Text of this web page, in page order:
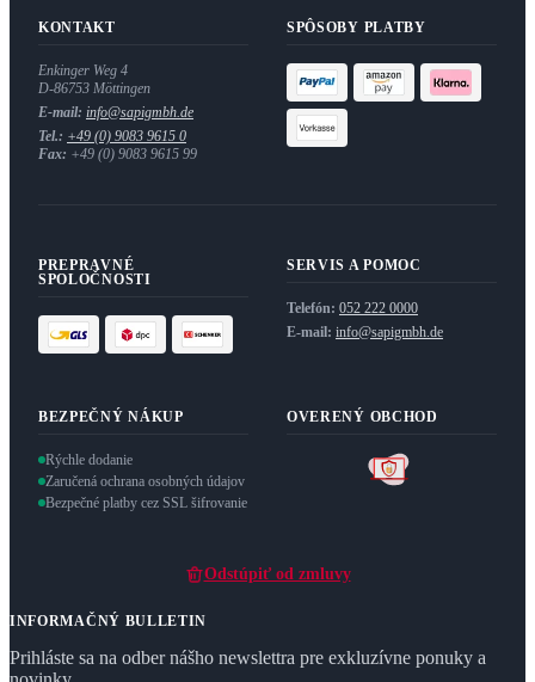
KONTAKT
Enkinger Weg 4
D-86753 Möttingen
E-mail: info@sapigmbh.de
Tel.: +49 (0) 9083 9615 0
Fax: +49 (0) 9083 9615 99
SPÔSOBY PLATBY
PREPRAVNÉ
SPOLOČNOSTI
SERVIS A POMOC
Telefón: 052 222 0000
E-mail: info@sapigmbh.de
BEZPEČNÝ NÁKUP
Rýchle dodanie
Zaručená ochrana osobných údajov
Bezpečné platby cez SSL šifrovanie
OVERENÝ OBCHOD
Odstúpiť od zmluvy
INFORMAČNÝ BULLETIN
Prihláste sa na odber nášho newslettra pre exkluzívne ponuky a